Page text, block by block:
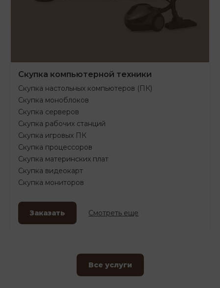
Скупка компьютерной техники
Скупка настольных компьютеров (ПК)
Скупка моноблоков
Скупка серверов
Скупка рабочих станций
Скупка игровых ПК
Скупка процессоров
Скупка материнских плат
Скупка видеокарт
Скупка мониторов
Заказать Смотреть еще
Все услуги